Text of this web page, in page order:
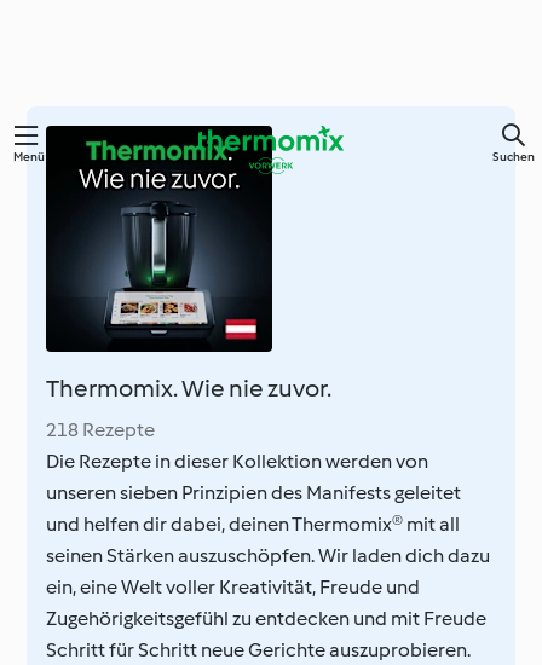
Zum
Hauptinhalt
Menü Suchen
Thermomix. Wie nie zuvor.
218 Rezepte
Die Rezepte in dieser Kollektion werden von
unseren sieben Prinzipien des Manifests geleitet
und helfen dir dabei, deinen Thermomix® mit all
seinen Stärken auszuschöpfen. Wir laden dich dazu
ein, eine Welt voller Kreativität, Freude und
Zugehörigkeitsgefühl zu entdecken und mit Freude
Schritt für Schritt neue Gerichte auszuprobieren.